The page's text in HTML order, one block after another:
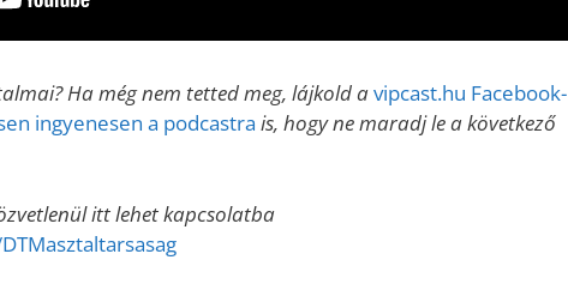
Ha még nem tetted meg, lájkold avipcast.hu Facebook-
ingyenesen a podcastra is, hogy ne maradj le a következő
itt lehet kapcsolatba